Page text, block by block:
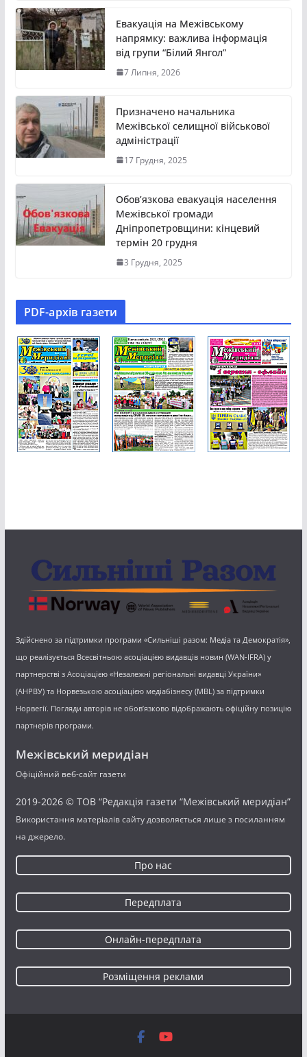
Евакуація на Межівському
напрямку: важлива інформація
від групи “Білий Янгол”
7 Липня, 2026
Призначено начальника
Межівської селищної військової
адміністрації
17 Грудня, 2025
Обов’язкова евакуація населення
Межівської громади
Дніпропетровщини: кінцевий
термін 20 грудня
3 Грудня, 2025
PDF-aрхів газети
Здійснено за підтримки програми «Сильніші разом: Медіа та Демократія»,
що реалізується Всесвітньою асоціацією видавців новин (WAN-IFRA) у
партнерстві з Асоціацією «Незалежні регіональні видавці України»
(АНРВУ) та Норвезькою асоціацією медіабізнесу (MBL) за підтримки
Норвегії. Погляди авторів не обов’язково відображають офіційну позицію
партнерів програми.
Межівський меридіан
Офіційний веб-сайт газети
2019-2026 © ТОВ “Редакція газети “Межівський меридіан”
Використання матеріалів сайту дозволяється лише з посиланням
на джерело.
Про нас
Передплата
Онлайн-передплата
Розміщення реклами